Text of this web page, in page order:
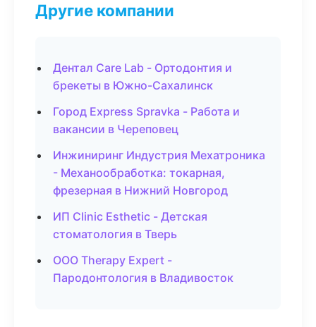
Другие компании
Дентал Care Lab - Ортодонтия и
брекеты в Южно-Сахалинск
Город Express Spravka - Работа и
вакансии в Череповец
Инжиниринг Индустрия Мехатроника
- Механообработка: токарная,
фрезерная в Нижний Новгород
ИП Clinic Esthetic - Детская
стоматология в Тверь
ООО Therapy Expert -
Пародонтология в Владивосток